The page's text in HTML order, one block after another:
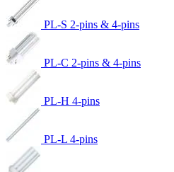
PL-S 2-pins & 4-pins
PL-C 2-pins & 4-pins
PL-H 4-pins
PL-L 4-pins